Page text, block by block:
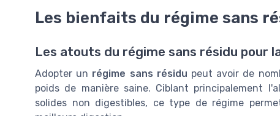
Les bienfaits du régime sans
Les atouts du régime sans résidu pour
Adopter un régime sans résidu peut avoir de
poids de manière saine. Ciblant principalement
solides non digestibles, ce type de régime